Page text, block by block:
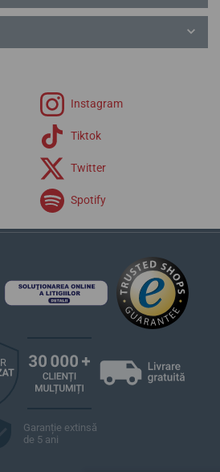
Instagram
Tiktok
Twitter
Spotify
Garanție extinsă
de 5 ani